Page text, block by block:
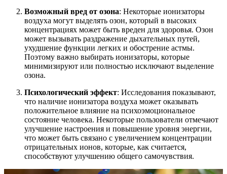
Возможный вред от озона: Некоторые ионизаторы
воздуха могут выделять озон, который в высоких
концентрациях может быть вреден для здоровья. Озон
может вызывать раздражение дыхательных путей,
ухудшение функции легких и обострение астмы.
Поэтому важно выбирать ионизаторы, которые
минимизируют или полностью исключают выделение
озона.
Психологический эффект: Исследования показывают,
что наличие ионизатора воздуха может оказывать
положительное влияние на психоэмоциональное
состояние человека. Некоторые пользователи отмечают
улучшение настроения и повышение уровня энергии,
что может быть связано с увеличением концентрации
отрицательных ионов, которые, как считается,
способствуют улучшению общего самочувствия.